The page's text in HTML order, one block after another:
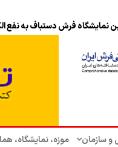
نمایشگاه فرش دستباف به نفع
و سازمان‌ موزه، نمایشگاه،